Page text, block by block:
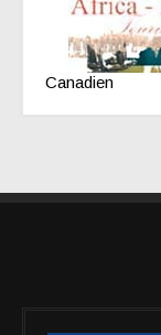
Canadien